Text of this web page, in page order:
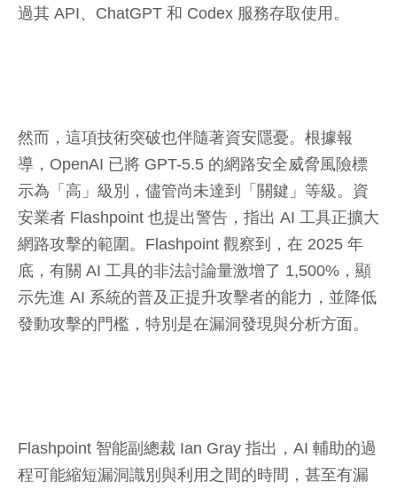
過其 API、ChatGPT 和 Codex 服務存取使用。
然而，這項技術突破也伴隨著資安隱憂。根據報
導，OpenAI 已將 GPT-5.5 的網路安全威脅風險標
示為「高」級別，儘管尚未達到「關鍵」等級。資
安業者 Flashpoint 也提出警告，指出 AI 工具正擴大
網路攻擊的範圍。Flashpoint 觀察到，在 2025 年
底，有關 AI 工具的非法討論量激增了 1,500%，顯
示先進 AI 系統的普及正提升攻擊者的能力，並降低
發動攻擊的門檻，特別是在漏洞發現與分析方面。
Flashpoint 智能副總裁 Ian Gray 指出，AI 輔助的過
程可能縮短漏洞識別與利用之間的時間，甚至有漏